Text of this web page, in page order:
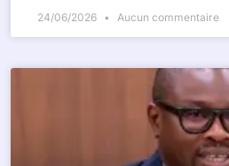
24/06/2026 Aucun commentaire